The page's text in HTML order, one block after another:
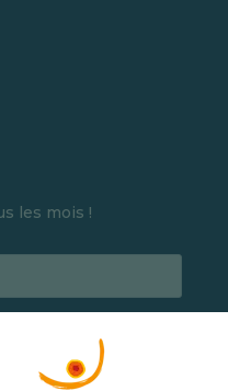
les mois !